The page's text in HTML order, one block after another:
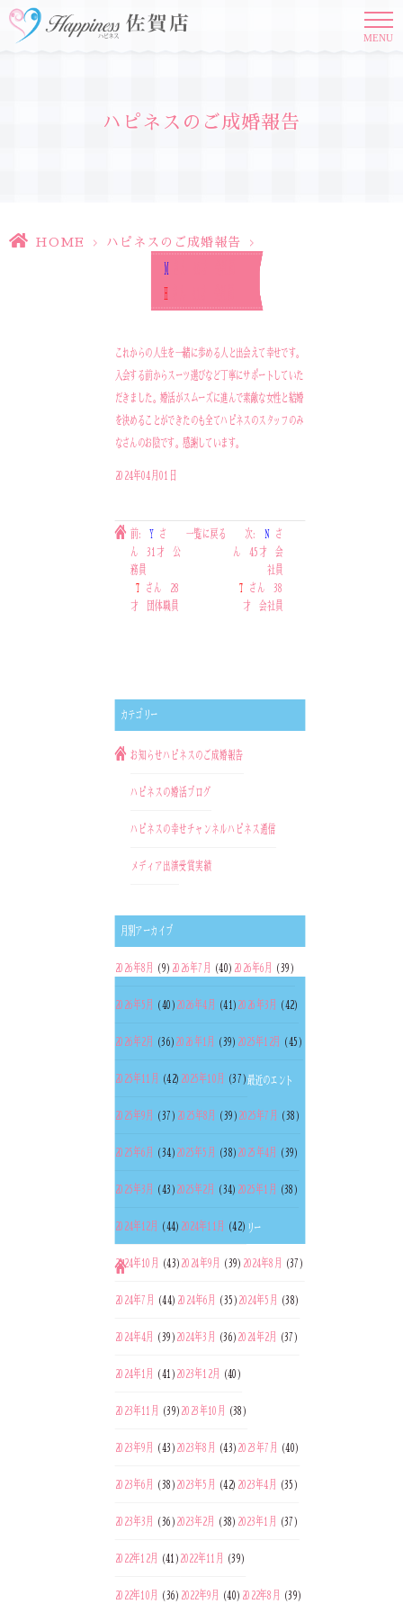
MENU
ハピネスのご成婚報告
HOME > ハピネスのご成婚報告 >
M
H
これからの人生を一緒に歩める人と出会えて幸せです。
入会する前からスーツ選びなど丁寧にサポートしていた
だきました。婚活がスムーズに進んで素敵な女性と結婚
を決めることができたのも全てハピネスのスタッフのみ
なさんのお陰です。感謝しています。
2024年04月01日
前: Y さ
ん 31才 公
務員
T さん 28
才 団体職員
一覧に戻る 次: N さ
ん 45才 会
社員
T さん 38
才 会社員
カテゴリー
お知らせハピネスのご成婚報告
ハピネスの婚活ブログ
ハピネスの幸せチャンネルハピネス通信
メディア出演受賞実績
月別アーカイブ
2026年8月 (9) 2026年7月 (40) 2026年6月 (39)
2026年5月 (40) 2026年4月 (41) 2026年3月 (42)
2026年2月 (36) 2026年1月 (39) 2025年12月 (45)
2025年11月 (42) 2025年10月 (37)
2025年9月 (37) 2025年8月 (39) 2025年7月 (38)
2025年6月 (34) 2025年5月 (38) 2025年4月 (39)
2025年3月 (43) 2025年2月 (34) 2025年1月 (38)
2024年12月 (44) 2024年11月 (42)
2024年10月 (43) 2024年9月 (39) 2024年8月 (37)
2024年7月 (44) 2024年6月 (35) 2024年5月 (38)
2024年4月 (39) 2024年3月 (36) 2024年2月 (37)
2024年1月 (41) 2023年12月 (40)
2023年11月 (39) 2023年10月 (38)
2023年9月 (43) 2023年8月 (43) 2023年7月 (40)
2023年6月 (38) 2023年5月 (42) 2023年4月 (35)
2023年3月 (36) 2023年2月 (38) 2023年1月 (37)
2022年12月 (41) 2022年11月 (39)
2022年10月 (36) 2022年9月 (40) 2022年8月 (39)
最近のエント
リー